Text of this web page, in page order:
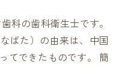
科の歯科衛生士です。
ばた）の由来は、中国
てできたものです。 簡